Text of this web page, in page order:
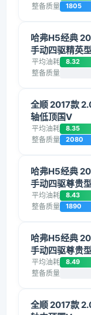
整备质量 1805
哈弗H5经典
手动四驱精英
平均油耗 8.32
整备质量
全顺 2017款
轴低顶国V
平均油耗 8.35
整备质量 2080
哈弗H5经典
手动四驱尊贵
平均油耗 8.43
整备质量 1890
哈弗H5经典
手动四驱尊贵
平均油耗 8.49
整备质量
全顺 2017款